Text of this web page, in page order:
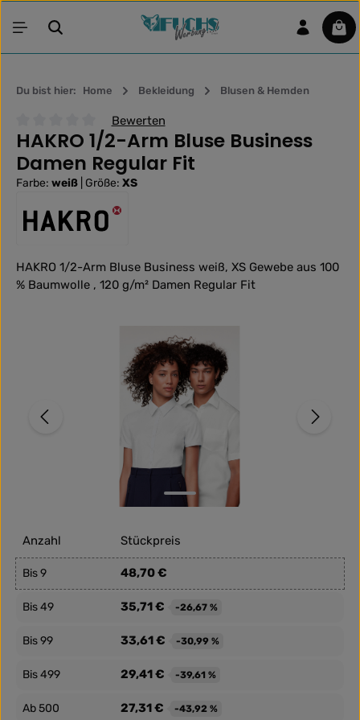
Zum Hauptinhalt springen
Du bist hier: Home Bekleidung Blusen & Hemden
Durchschnittliche Bewertung von 0 von 5 Sternen
Bewerten
HAKRO 1/2-Arm Bluse Business
Damen Regular Fit
Farbe: weiß Größe: XS
HAKRO 1/2-Arm Bluse Business weiß, XS Gewebe aus 100
% Baumwolle , 120 g/m² Damen Regular Fit
Anzahl Stückpreis
Bis9 48,70 €
Bis49 35,71 € -26,67 %
Bis99 33,61 € -30,99 %
Bis499 29,41 € -39,61 %
Ab500 27,31 € -43,92 %